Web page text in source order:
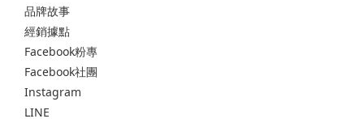
品牌故事
經銷據點
Facebook粉專
Facebook社團
Instagram
LINE